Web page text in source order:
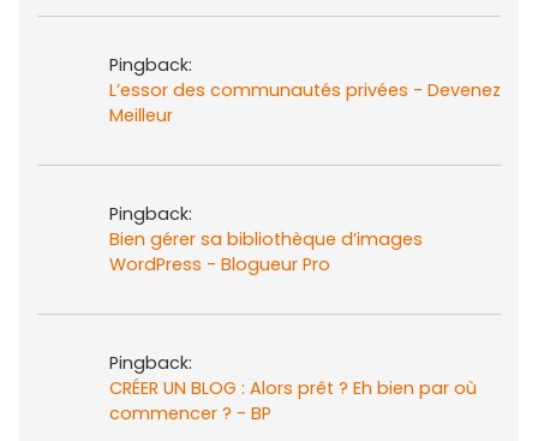
Pingback:
L’essor des communautés privées - Devenez
Meilleur
Pingback:
Bien gérer sa bibliothèque d’images
WordPress - Blogueur Pro
Pingback:
CRÉER UN BLOG : Alors prêt ? Eh bien par où
commencer ? - BP